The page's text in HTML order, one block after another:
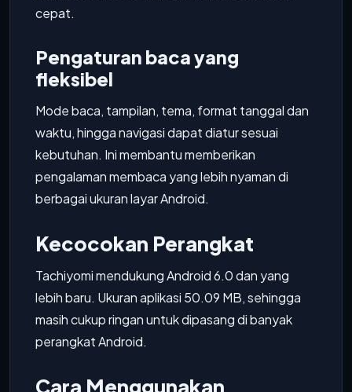
cepat.
Pengaturan baca yang
fleksibel
Mode baca, tampilan, tema, format tanggal dan
waktu, hingga navigasi dapat diatur sesuai
kebutuhan. Ini membantu memberikan
pengalaman membaca yang lebih nyaman di
berbagai ukuran layar Android.
Kecocokan Perangkat
Tachiyomi mendukung Android 6.0 dan yang
lebih baru. Ukuran aplikasi 50.09 MB, sehingga
masih cukup ringan untuk dipasang di banyak
perangkat Android.
Cara Menggunakan